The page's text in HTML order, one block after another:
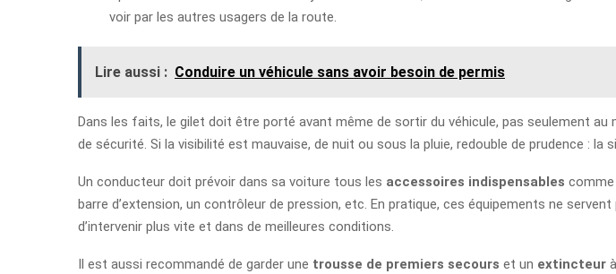
voir par les autres usagers de la route.
Lire aussi : Conduire un véhicule sans avoir besoin de permis
Dans les faits, le gilet doit être porté avant même de sortir du véhicule, pas seulement
de sécurité. Si la visibilité est mauvaise, de nuit ou sous la pluie, redouble de prudence :
Un conducteur doit prévoir dans sa voiture tous les accessoires indispensables comme
barre d’extension, un contrôleur de pression, etc. En pratique, ces équipements ne
d’intervenir plus vite et dans de meilleures conditions.
Il est aussi recommandé de garder une trousse de premiers secours et un extincteur